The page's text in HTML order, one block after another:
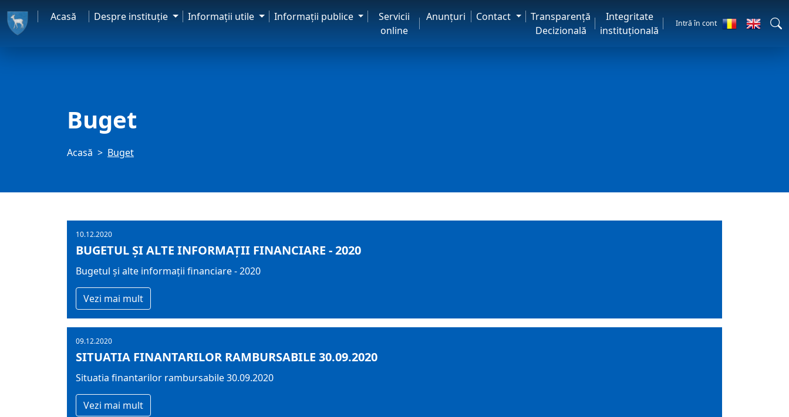
Acasă Despre instituţie Informaţii utile Informaţii publice
Servicii
online
Anunţuri Contact
Transparență
Decizională
Integritate
instituțională
Intră în cont
Buget
Acasă Buget
10.12.2020
BUGETUL ŞI ALTE INFORMAȚII FINANCIARE - 2020
Bugetul şi alte informații financiare - 2020
Vezi mai mult
09.12.2020
SITUATIA FINANTARILOR RAMBURSABILE 30.09.2020
Situatia finantarilor rambursabile 30.09.2020
Vezi mai mult